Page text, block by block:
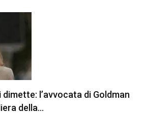
l’avvocata di Goldman
della…